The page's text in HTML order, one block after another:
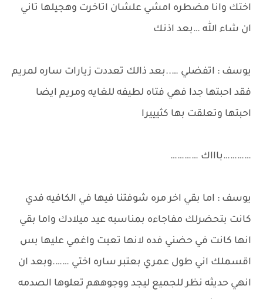
اختك وانا مضطره امشي علشان اتاخرت وهجيلها تاني
ان شاء الله …بعد اذنك
يوسف : اتفضلي …..بعد ذالك تعددت زيارات ساره لمريم
فقد احبتها جدا فهي فتاه لطيفه للغايه ومريم ايضا
احبتها وتعلقت بها كثيييرا
…………باااك …………
يوسف : اما بقي اخر مره شوفتنا فيها في الكافيه فدي
كانت بتحضرلك مفاجاءه بمناسبه عيد ميلادك واما بقي
انها كانت في حضني فده لانها تعبت واغمي عليها بس
اقسملك اني طول عمري بعتبر ساره اختي …….وبعد ان
انهي حديثه نظر للجميع ليجد ووجوههم تعلوها الصدمه